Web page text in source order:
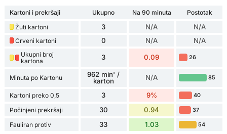
Kartoni i prekršaji Ukupno Na 90 minuta
Postotak
Žuti kartoni
3 N/A N/A
Crveni kartoni 0 N/A N/A
Ukupni broj
kartona
3 0.09 26
Minuta po Kartonu
962 min' /
karton
N/A 85
Kartoni preko 0,5 3 9% 40
Počinjeni prekršaji 30 0.94 37
Fauliran protiv 33 1.03 54